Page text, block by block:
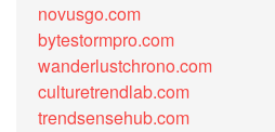
novusgo.com
bytestormpro.com
wanderlustchrono.com
culturetrendlab.com
trendsensehub.com